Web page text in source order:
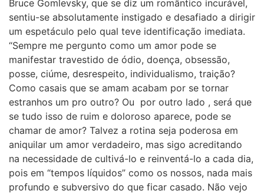
Bruce Gomlevsky, que se diz um romântico incurável,
sentiu-se absolutamente instigado e desafiado a dirigir
um espetáculo pelo qual teve identificação imediata.
“Sempre me pergunto como um amor pode se
manifestar travestido de ódio, doença, obsessão,
posse, ciúme, desrespeito, individualismo, traição?
Como casais que se amam acabam por se tornar
estranhos um pro outro? Ou por outro lado , será que
se tudo isso de ruim e doloroso aparece, pode se
chamar de amor? Talvez a rotina seja poderosa em
aniquilar um amor verdadeiro, mas sigo acreditando
na necessidade de cultivá-lo e reinventá-lo a cada dia,
pois em “tempos líquidos” como os nossos, nada mais
profundo e subversivo do que ficar casado. Não vejo